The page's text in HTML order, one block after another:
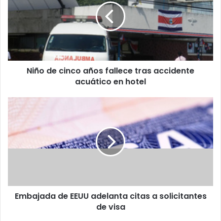
años
fallece
acuático
en
Niño de cinco años fallece tras accidente
acuático en hotel
adelanta
visa
Embajada de EEUU adelanta citas a solicitantes
de visa